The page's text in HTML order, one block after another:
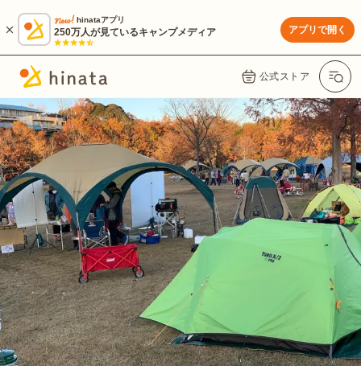
hinataアプリ
250万人が見ているキャンプメディア アプリで開く
公式ストア